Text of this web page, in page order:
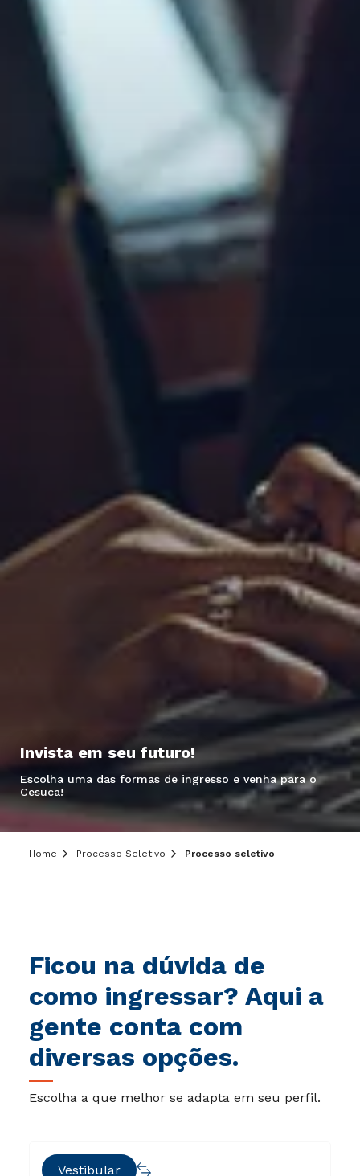
Invista em seu futuro!
Escolha uma das formas de ingresso e venha para o
Cesuca!
Home Processo Seletivo Processo seletivo
Ficou na dúvida de
como ingressar? Aqui a
gente conta com
diversas opções.
Escolha a que melhor se adapta em seu perfil.
Vestibular